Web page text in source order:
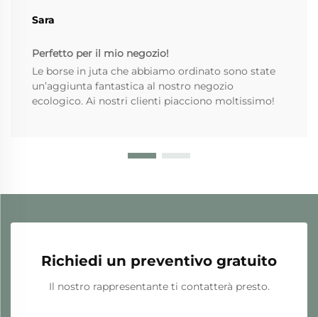
Sara
Perfetto per il mio negozio!
Le borse in juta che abbiamo ordinato sono state
un’aggiunta fantastica al nostro negozio
ecologico. Ai nostri clienti piacciono moltissimo!
Richiedi un preventivo gratuito
Il nostro rappresentante ti contatterà presto.